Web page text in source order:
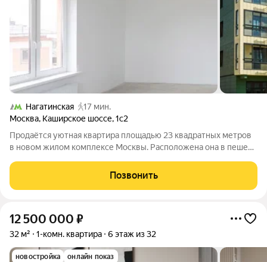
Нагатинская
17 мин.
Москва, Каширское шоссе,1с2
Продаётся уютная квартира площадью 23 квадратных метров
в новом жилом комплексе Москвы. Расположена она в пешей
«Нагорная» (1.5 километра) и «Верхние Котлы» (2.2 километра).
Это значит, что
Позвонить
12 500 000 ₽
32 м² 1-комн. квартира 6 этаж из 32
новостройка онлайн показ